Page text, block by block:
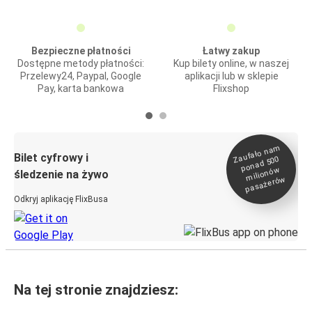
Bezpieczne płatności
Dostępne metody płatności:
Przelewy24, Paypal, Google
Pay, karta bankowa
Łatwy zakup
Kup bilety online, w naszej
aplikacji lub w sklepie
Flixshop
Bilet cyfrowy i
śledzenie na żywo
Odkryj aplikację FlixBusa
Zaufało na
m
ponad 500
milionó
w
pasażeró
w
Na tej stronie znajdziesz: